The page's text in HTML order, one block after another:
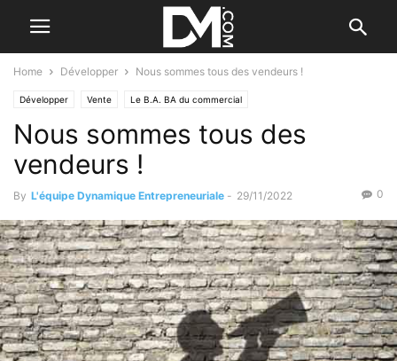
Home Développer Nous sommes tous des vendeurs !
Développer Vente Le B.A. BA du commercial
Nous sommes tous des
vendeurs !
By L'équipe Dynamique Entrepreneuriale - 29/11/2022 0